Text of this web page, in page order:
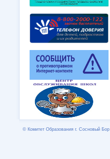
© Комитет Образования г. Сосновый Бор